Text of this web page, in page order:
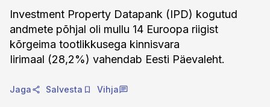
Investment Property Datapank (IPD) kogutud
andmete põhjal oli mullu 14 Euroopa riigist
kõrgeima tootlikkusega kinnisvara
Iirimaal (28,2%) vahendab Eesti Päevaleht.
Jaga Salvesta Vihja